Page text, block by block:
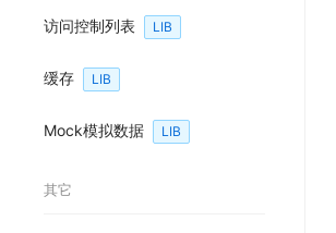
访问控制列表 LIB
缓存 LIB
Mock模拟数据 LIB
其它